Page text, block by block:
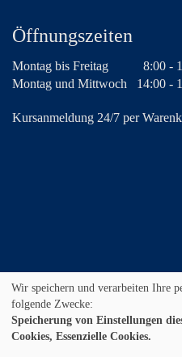
Öffnungszeiten
Montag bis Freitag
8:00 -
Montag und Mittwoch 14:00 -
Kursanmeldung 24/7 per
Wir speichern und verarbeiten Ihre
folgende Zwecke:
Speicherung von Einstellungen
Cookies, Essenzielle Cookies.